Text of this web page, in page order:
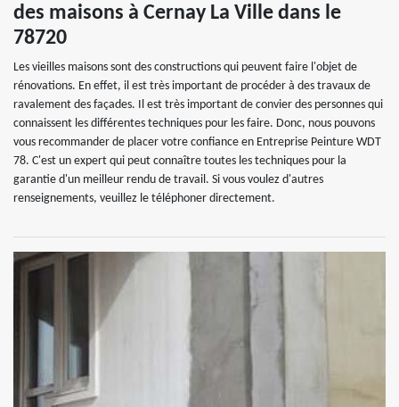
des maisons à Cernay La Ville dans le
78720
Les vieilles maisons sont des constructions qui peuvent faire l'objet de
rénovations. En effet, il est très important de procéder à des travaux de
ravalement des façades. Il est très important de convier des personnes qui
connaissent les différentes techniques pour les faire. Donc, nous pouvons
vous recommander de placer votre confiance en Entreprise Peinture WDT
78. C'est un expert qui peut connaître toutes les techniques pour la
garantie d'un meilleur rendu de travail. Si vous voulez d'autres
renseignements, veuillez le téléphoner directement.